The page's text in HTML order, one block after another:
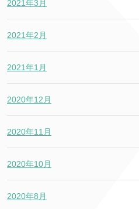
2021年3月
2021年2月
2021年1月
2020年12月
2020年11月
2020年10月
2020年8月